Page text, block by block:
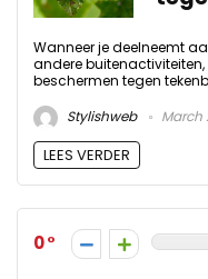
Wanneer je deelneemt
andere
beschermen tegen
Stylishweb
March
LEES VERDER
0